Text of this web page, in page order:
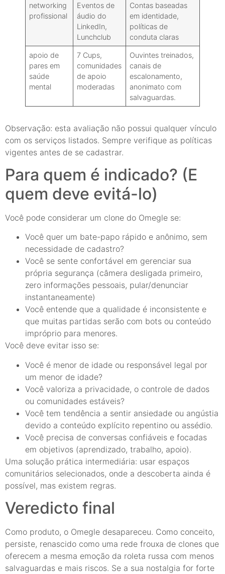
networking
profissional
Eventos de
áudio do
LinkedIn,
Lunchclub
Contas baseadas
em identidade,
políticas de
conduta claras
apoio de
pares em
saúde
mental
7 Cups,
comunidades
de apoio
moderadas
Ouvintes treinados,
canais de
escalonamento,
anonimato com
salvaguardas.
Observação: esta avaliação não possui qualquer vínculo
com os serviços listados. Sempre verifique as políticas
vigentes antes de se cadastrar.
Para quem é indicado? (E
quem deve evitá-lo)
Você pode considerar um clone do Omegle se:
Você quer um bate-papo rápido e anônimo, sem
necessidade de cadastro?
Você se sente confortável em gerenciar sua
própria segurança (câmera desligada primeiro,
zero informações pessoais, pular/denunciar
instantaneamente)
Você entende que a qualidade é inconsistente e
que muitas partidas serão com bots ou conteúdo
impróprio para menores.
Você deve evitar isso se:
Você é menor de idade ou responsável legal por
um menor de idade?
Você valoriza a privacidade, o controle de dados
ou comunidades estáveis?
Você tem tendência a sentir ansiedade ou angústia
devido a conteúdo explícito repentino ou assédio.
Você precisa de conversas confiáveis e focadas
em objetivos (aprendizado, trabalho, apoio).
Uma solução prática intermediária: usar espaços
comunitários selecionados, onde a descoberta ainda é
possível, mas existem regras.
Veredicto final
Como produto, o Omegle desapareceu. Como conceito,
persiste, renascido como uma rede frouxa de clones que
oferecem a mesma emoção da roleta russa com menos
salvaguardas e mais riscos. Se a sua nostalgia for forte